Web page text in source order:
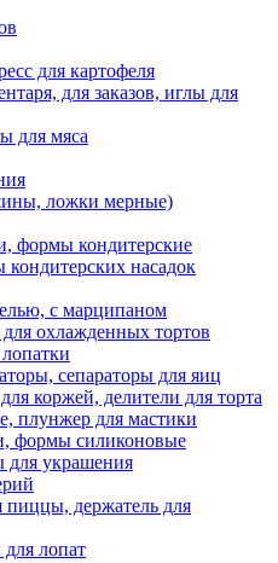
для картофеля
для заказов, иглы для
для мяса
ложки мерные)
формы кондитерские
насадок
с марципаном
охлажденных тортов
сепараторы для яиц
коржей, делители для торта
плунжер для мастики
формы силиконовые
для украшения
держатель для
лопат